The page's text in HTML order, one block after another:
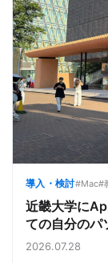
導入・検討#Mac#
近畿大学に
ての自分のパ
魅力と楽しさ
2026.07.28